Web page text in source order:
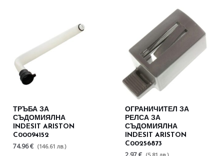
ТРЪБА ЗА
СЪДОМИЯЛНА
INDESIT ARISTON
C00094152
74.96 € (146.61 лв.)
ОГРАНИЧИТЕЛ ЗА
РЕЛСА ЗА
СЪДОМИЯЛНА
INDESIT ARISTON
C00256873